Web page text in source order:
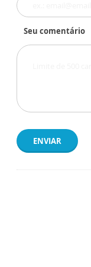
Seu comentário
ENVIAR